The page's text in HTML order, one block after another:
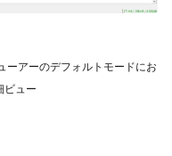
ーアーのデフォルトモードにお
ビュー